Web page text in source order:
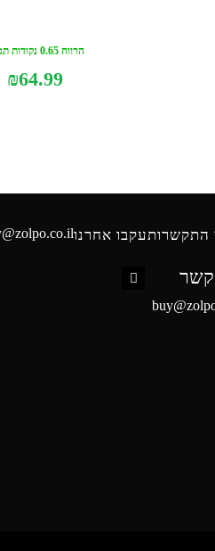
הרווח 0.65 נקודות תגמול
₪64.99
התקשרות
קשר
עקבו אחרנו